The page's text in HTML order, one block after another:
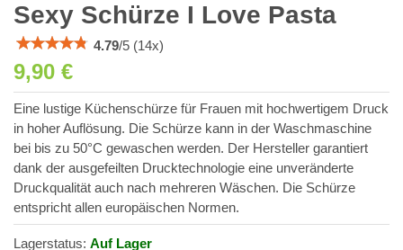
Sexy Schürze I Love Pasta
4.79/5 (14x)
9,90 €
Eine lustige Küchenschürze für Frauen mit hochwertigem Druck
in hoher Auflösung. Die Schürze kann in der Waschmaschine
bei bis zu 50°C gewaschen werden. Der Hersteller garantiert
dank der ausgefeilten Drucktechnologie eine unveränderte
Druckqualität auch nach mehreren Wäschen. Die Schürze
entspricht allen europäischen Normen.
Lagerstatus: Auf Lager